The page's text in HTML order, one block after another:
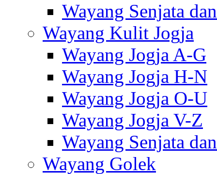
Wayang Senjata
Wayang Kulit Jogja
Wayang Jogja A-G
Wayang Jogja H-N
Wayang Jogja O-U
Wayang Jogja V-Z
Wayang Senjata
Wayang Golek